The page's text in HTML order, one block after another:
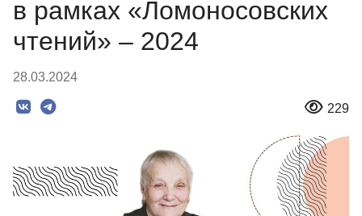
Регистрация
Вход
в рамках «Ломоносовских
чтений» – 2024
28.03.2024
229